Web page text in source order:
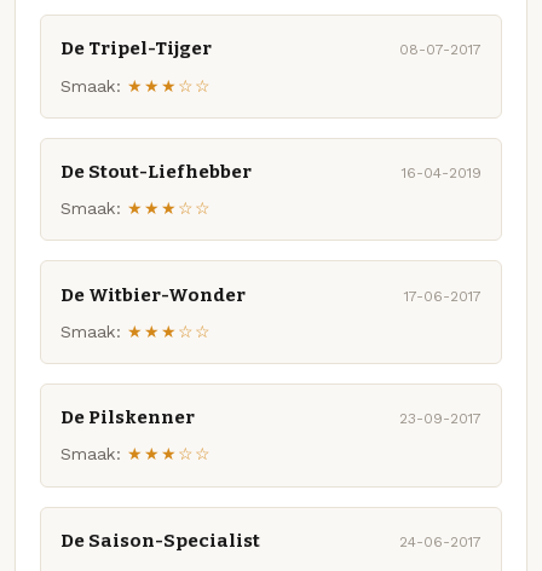
De Tripel-Tijger 08-07-2017
Smaak: ★★★☆☆
De Stout-Liefhebber 16-04-2019
Smaak: ★★★☆☆
De Witbier-Wonder 17-06-2017
Smaak: ★★★☆☆
De Pilskenner 23-09-2017
Smaak: ★★★☆☆
De Saison-Specialist 24-06-2017